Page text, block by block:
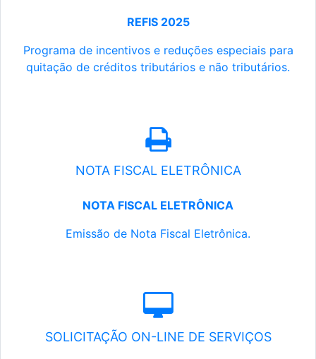
REFIS 2025
Programa de incentivos e reduções especiais para
quitação de créditos tributários e não tributários.
NOTA FISCAL ELETRÔNICA
NOTA FISCAL ELETRÔNICA
Emissão de Nota Fiscal Eletrônica.
SOLICITAÇÃO ON-LINE DE SERVIÇOS